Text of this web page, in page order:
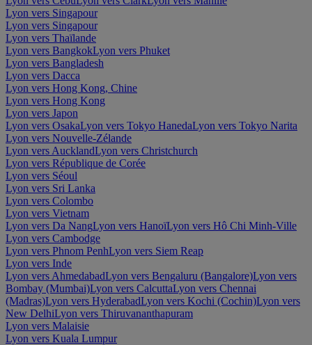
Lyon vers Singapour
Lyon vers Singapour
Lyon vers Thaïlande
Lyon vers BangkokLyon vers Phuket
Lyon vers Bangladesh
Lyon vers Dacca
Lyon vers Hong Kong, Chine
Lyon vers Hong Kong
Lyon vers Japon
Lyon vers OsakaLyon vers Tokyo HanedaLyon vers Tokyo Narita
Lyon vers Nouvelle-Zélande
Lyon vers AucklandLyon vers Christchurch
Lyon vers République de Corée
Lyon vers Séoul
Lyon vers Sri Lanka
Lyon vers Colombo
Lyon vers Vietnam
Lyon vers Da NangLyon vers HanoïLyon vers Hô Chi Minh-Ville
Lyon vers Cambodge
Lyon vers Phnom PenhLyon vers Siem Reap
Lyon vers Inde
Lyon vers AhmedabadLyon vers Bengaluru (Bangalore)Lyon vers
Bombay (Mumbai)Lyon vers CalcuttaLyon vers Chennai
(Madras)Lyon vers HyderabadLyon vers Kochi (Cochin)Lyon vers
New DelhiLyon vers Thiruvananthapuram
Lyon vers Malaisie
Lyon vers Kuala Lumpur